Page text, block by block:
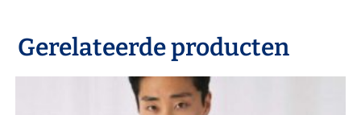
Gerelateerde producten